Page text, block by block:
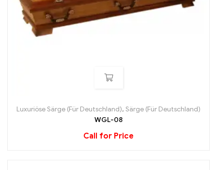
Luxuriöse Särge (Für Deutschland), Särge (Für Deutschland)
WGL-08
Call for Price